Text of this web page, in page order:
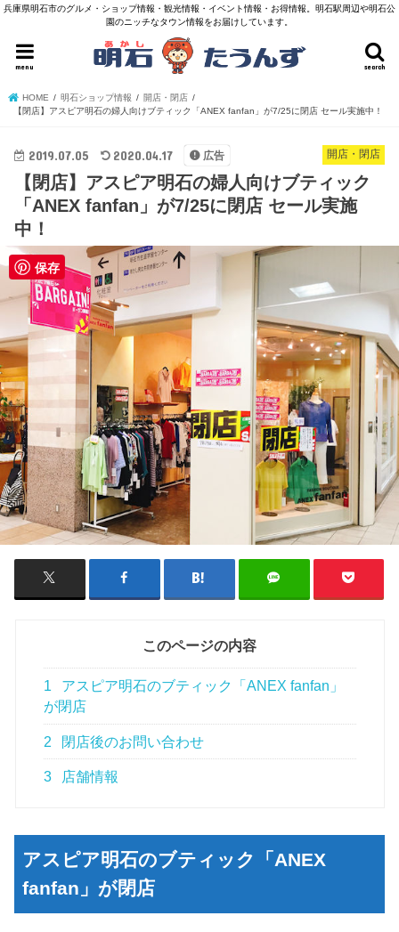
兵庫県明石市のグルメ・ショップ情報・観光情報・イベント情報・お得情報。明石駅周辺や明石公
園のニッチなタウン情報をお届けしています。
search
menu
HOME 明石ショップ情報
開店・閉店
【閉店】アスピア明石の婦人向けブティック「ANEX fanfan」が7/25に閉店 セール実施中！
開店・閉店
2019.07.05 2020.04.17 広告
【閉店】アスピア明石の婦人向けブティック
「ANEX fanfan」が7/25に閉店 セール実施
中！
このページの内容
1
アスピア明石のブティック「ANEX fanfan」
が閉店
2 閉店後のお問い合わせ
3 店舗情報
アスピア明石のブティック「ANEX
fanfan」が閉店
保存